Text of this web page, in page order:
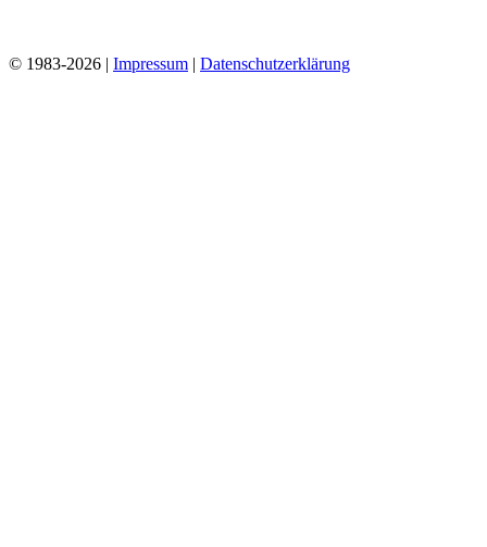
© 1983-2026 | Impressum | Datenschutzerklärung